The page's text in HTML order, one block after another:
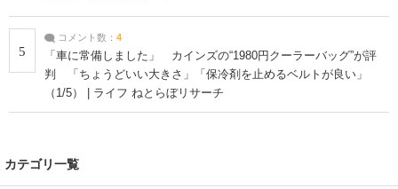
5
コメント数： 4
「車に常備しました」 カインズの“1980円クーラーバッグ”が評
判 「ちょうどいい大きさ」「保冷剤を止めるベルトが良い」
（1/5） | ライフ ねとらぼリサーチ
カテゴリ一覧